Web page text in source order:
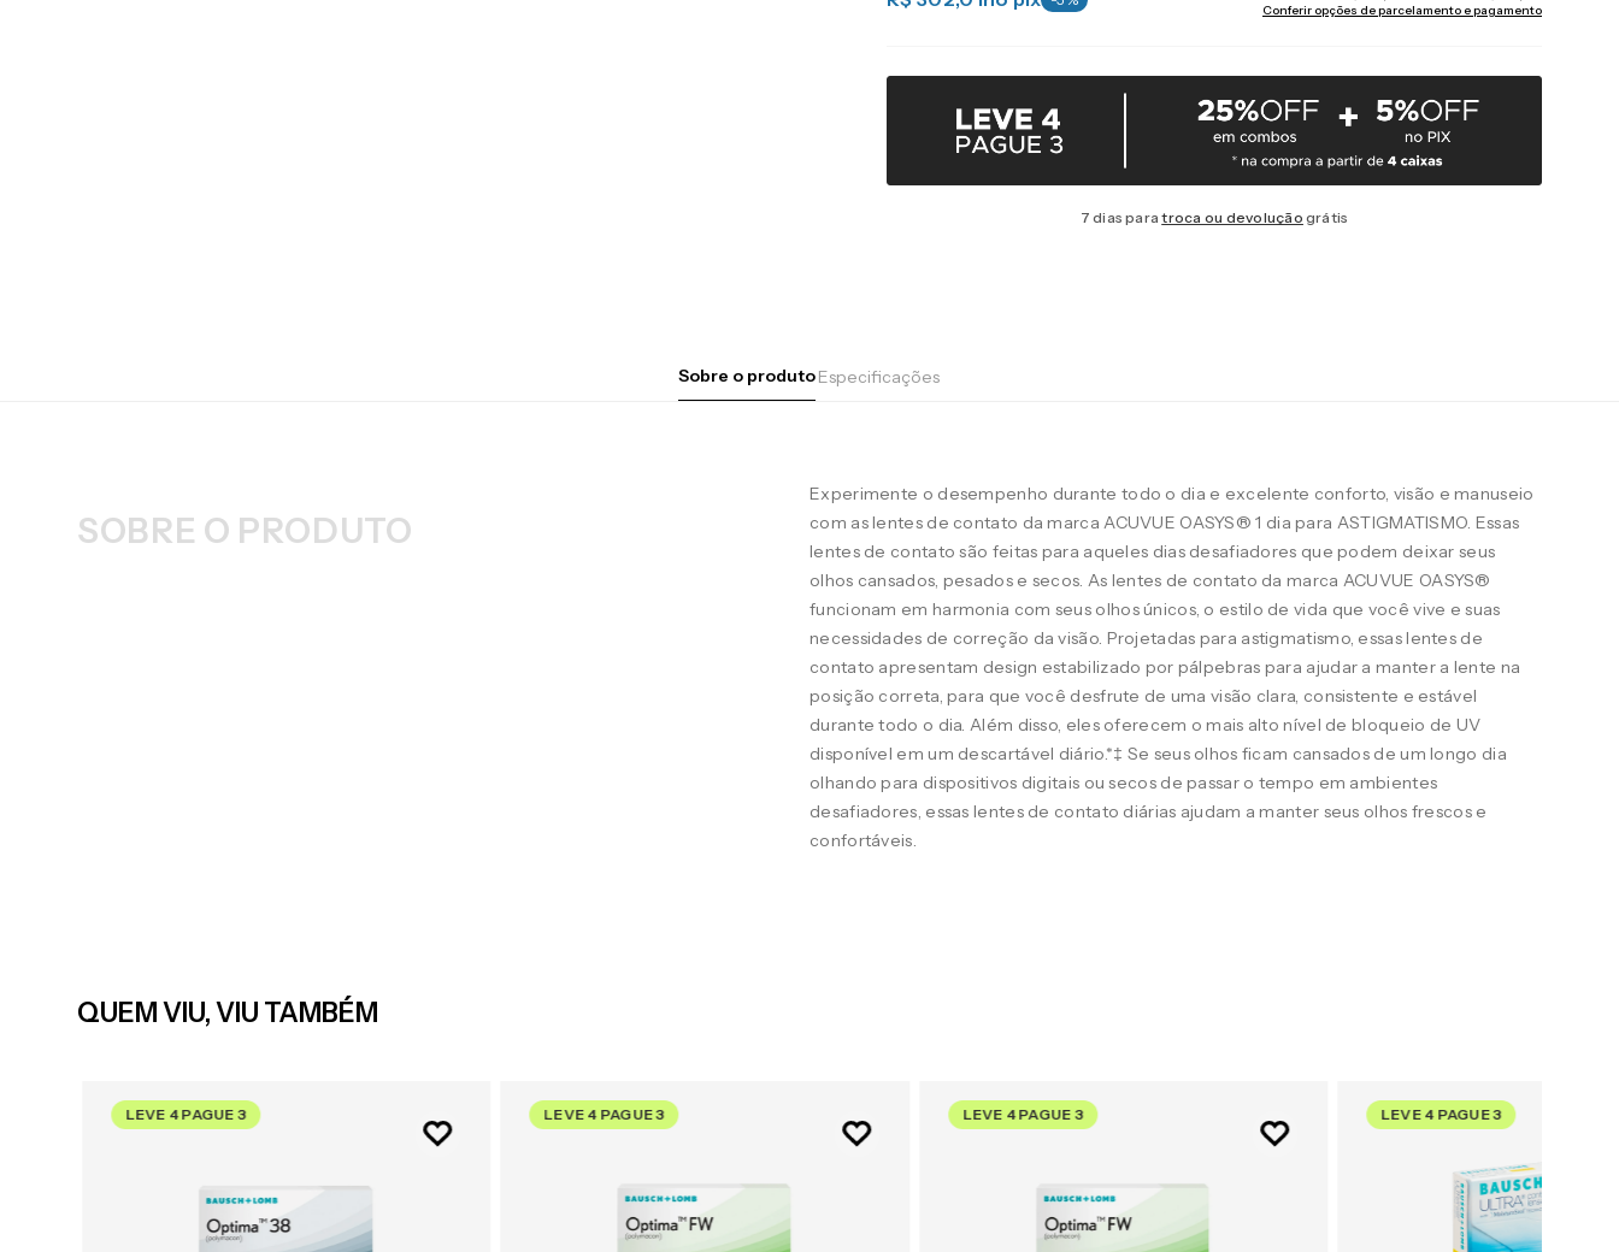
Conferir opções de parcelamento e pagamento
7 dias paratroca ou devolução grátis
Sobre o produtoEspecificações
SOBRE O PRODUTO
Experimente o desempenho durante todo o dia e excelente conforto, visão e manuseio
com as lentes de contato da marca ACUVUE OASYS® 1 dia para ASTIGMATISMO. Essas
lentes de contato são feitas para aqueles dias desafiadores que podem deixar seus
olhos cansados, pesados e secos. As lentes de contato da marca ACUVUE OASYS®
funcionam em harmonia com seus olhos únicos, o estilo de vida que você vive e suas
necessidades de correção da visão. Projetadas para astigmatismo, essas lentes de
contato apresentam design estabilizado por pálpebras para ajudar a manter a lente na
posição correta, para que você desfrute de uma visão clara, consistente e estável
durante todo o dia. Além disso, eles oferecem o mais alto nível de bloqueio de UV
disponível em um descartável diário.*‡ Se seus olhos ficam cansados de um longo dia
olhando para dispositivos digitais ou secos de passar o tempo em ambientes
desafiadores, essas lentes de contato diárias ajudam a manter seus olhos frescos e
confortáveis.
QUEM VIU, VIU TAMBÉM
LEVE 4 PAGUE 3 LEVE 4 PAGUE 3 LEVE 4 PAGUE 3 LEVE 4 PAGUE 3